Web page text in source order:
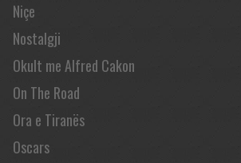
Niçe
Nostalgji
Okult me Alfred Cakon
On The Road
Ora e Tiranës
Oscars